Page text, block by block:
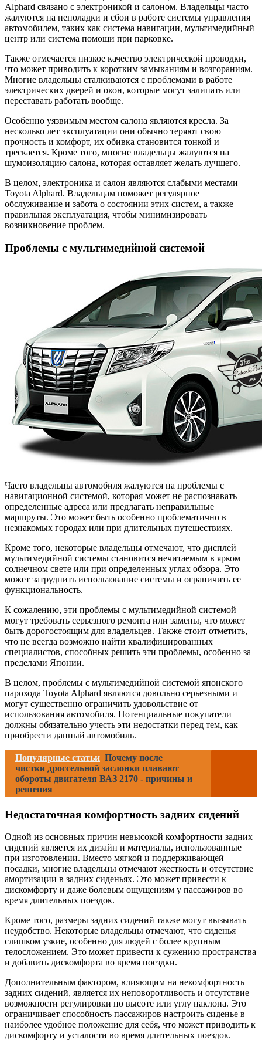
Alphard связано с электроникой и салоном. Владельцы часто
жалуются на неполадки и сбои в работе системы управления
автомобилем, таких как система навигации, мультимедийный
центр или система помощи при парковке.
Также отмечается низкое качество электрической проводки,
что может приводить к коротким замыканиям и возгораниям.
Многие владельцы сталкиваются с проблемами в работе
электрических дверей и окон, которые могут залипать или
переставать работать вообще.
Особенно уязвимым местом салона являются кресла. За
несколько лет эксплуатации они обычно теряют свою
прочность и комфорт, их обивка становится тонкой и
трескается. Кроме того, многие владельцы жалуются на
шумоизоляцию салона, которая оставляет желать лучшего.
В целом, электроника и салон являются слабыми местами
Toyota Alphard. Владельцам поможет регулярное
обслуживание и забота о состоянии этих систем, а также
правильная эксплуатация, чтобы минимизировать
возникновение проблем.
Проблемы с мультимедийной системой
Часто владельцы автомобиля жалуются на проблемы с
навигационной системой, которая может не распознавать
определенные адреса или предлагать неправильные
маршруты. Это может быть особенно проблематично в
незнакомых городах или при длительных путешествиях.
Кроме того, некоторые владельцы отмечают, что дисплей
мультимедийной системы становится нечитаемым в ярком
солнечном свете или при определенных углах обзора. Это
может затруднить использование системы и ограничить ее
функциональность.
К сожалению, эти проблемы с мультимедийной системой
могут требовать серьезного ремонта или замены, что может
быть дорогостоящим для владельцев. Также стоит отметить,
что не всегда возможно найти квалифицированных
специалистов, способных решить эти проблемы, особенно за
пределами Японии.
В целом, проблемы с мультимедийной системой японского
парохода Toyota Alphard являются довольно серьезными и
могут существенно ограничить удовольствие от
использования автомобиля. Потенциальные покупатели
должны обязательно учесть эти недостатки перед тем, как
приобрести данный автомобиль.
Популярные статьи Почему после
чистки дроссельной заслонки плавают
обороты двигателя ВАЗ 2170 - причины и
решения
Недостаточная комфортность задних сидений
Одной из основных причин невысокой комфортности задних
сидений является их дизайн и материалы, использованные
при изготовлении. Вместо мягкой и поддерживающей
посадки, многие владельцы отмечают жесткость и отсутствие
амортизации в задних сиденьях. Это может привести к
дискомфорту и даже болевым ощущениям у пассажиров во
время длительных поездок.
Кроме того, размеры задних сидений также могут вызывать
неудобство. Некоторые владельцы отмечают, что сиденья
слишком узкие, особенно для людей с более крупным
телосложением. Это может привести к сужению пространства
и добавить дискомфорта во время поездки.
Дополнительным фактором, влияющим на некомфортность
задних сидений, является их неповоротливость и отсутствие
возможности регулировки по высоте или углу наклона. Это
ограничивает способность пассажиров настроить сиденье в
наиболее удобное положение для себя, что может приводить к
дискомфорту и усталости во время длительных поездок.